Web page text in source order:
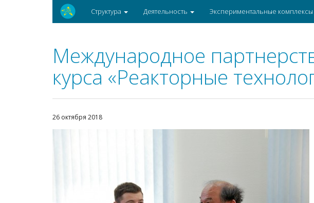
Структура Деятельность Экспериментальные комплексы
Международное
курса «Реакторные
26 октября 2018